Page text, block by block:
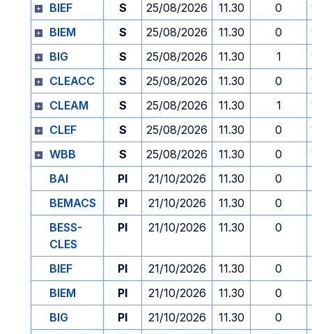
BIEF S 25/08/2026 11.30 0
BIEM
S 25/08/2026 11.30 0
BIG
S 25/08/2026 11.30 1
CLEACC
S 25/08/2026 11.30 0
CLEAM
S 25/08/2026 11.30 1
CLEF
S 25/08/2026 11.30 0
WBB
S 25/08/2026 11.30 0
BAI
PI 21/10/2026 11.30
0
BEMACS
PI 21/10/2026 11.30
0
BESS-
CLES
PI 21/10/2026 11.30 0
BIEF PI 21/10/2026 11.30
0
BIEM
PI 21/10/2026 11.30
0
BIG
PI 21/10/2026 11.30
0